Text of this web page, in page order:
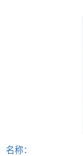
名称：